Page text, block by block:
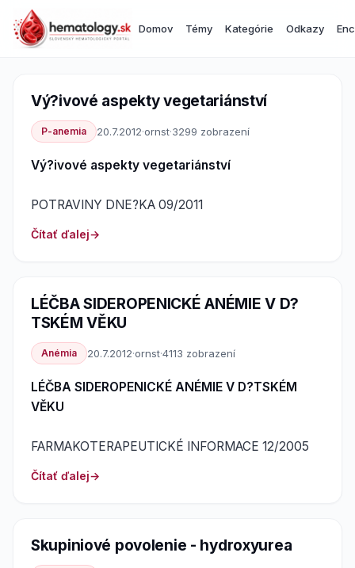
Domov Témy Kategórie Odkazy
Vý?ivové aspekty vegetariánství
P-anemia 20.7.2012·ornst·3299 zobrazení
Vý?ivové aspekty vegetariánství
POTRAVINY DNE?KA 09/2011
Čítať ďalej
LÉČBA SIDEROPENICKÉ ANÉMIE V D?
TSKÉM VĚKU
Anémia 20.7.2012·ornst·4113 zobrazení
LÉČBA SIDEROPENICKÉ ANÉMIE V D?TSKÉM
VĚKU
FARMAKOTERAPEUTICKÉ INFORMACE 12/2005
Čítať ďalej
Skupiniové povolenie - hydroxyurea